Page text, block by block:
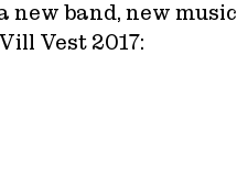
new band, new music
Vest 2017: